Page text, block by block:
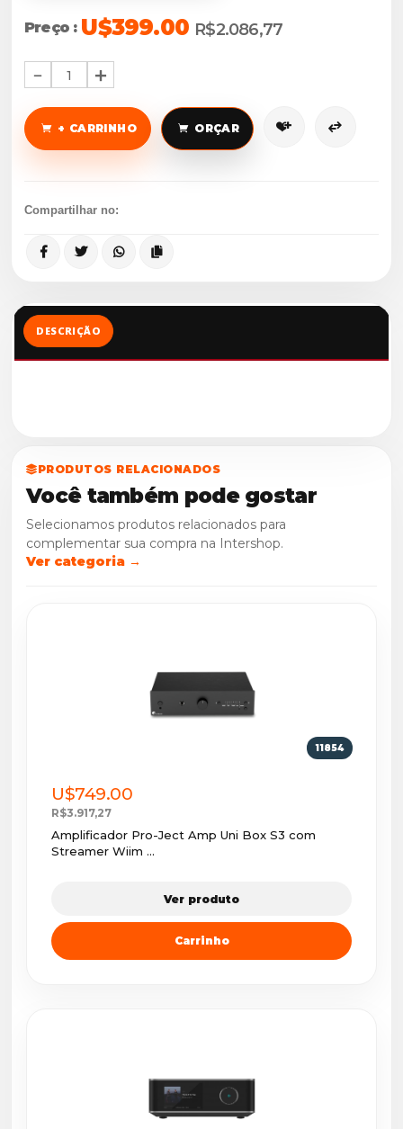
Preço : U$399.00 R$2.086,77
1
+ CARRINHO ORÇAR
Compartilhar no:
DESCRIÇÃO
PRODUTOS RELACIONADOS
Você também pode gostar
Selecionamos produtos relacionados para
complementar sua compra na Intershop.
Ver categoria →
11854
U$749.00
R$3.917,27
Amplificador Pro-Ject Amp Uni Box S3 com
Streamer Wiim ...
Ver produto
Carrinho